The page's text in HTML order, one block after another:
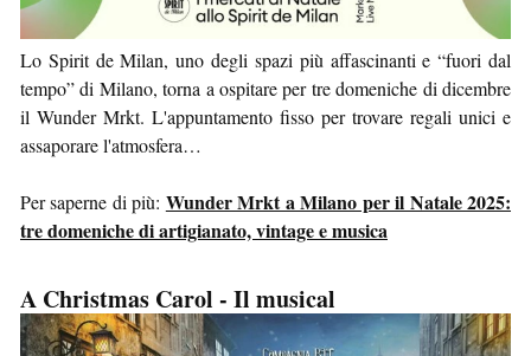
Lo Spirit de Milan, uno degli spazi più affascinanti e “fuori dal
tempo” di Milano, torna a ospitare per tre domeniche di dicembre
il Wunder Mrkt. L'appuntamento fisso per trovare regali unici e
assaporare l'atmosfera…
Per saperne di più: Wunder Mrkt a Milano per il Natale 2025:
tre domeniche di artigianato, vintage e musica
A Christmas Carol - Il musical